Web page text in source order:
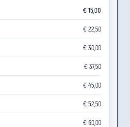
€ 15,00
€ 22,50
€ 30,00
€ 37,50
€ 45,00
€ 52,50
€ 60,00